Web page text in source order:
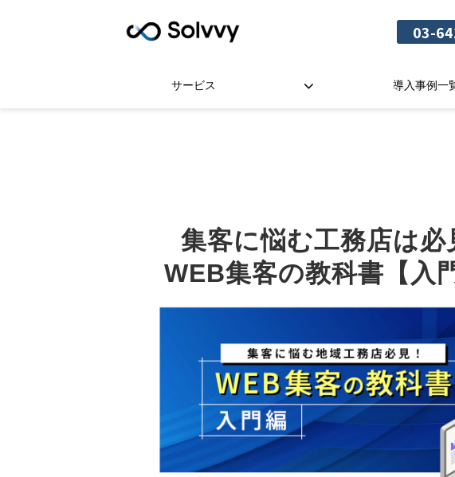
03-
サービス 導入事例一
集客に悩む工務店は必
WEB集客の教科書【入